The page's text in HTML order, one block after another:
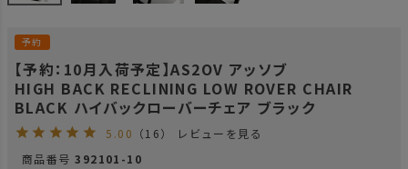
予約
【予約：10月入荷予定】AS2OV アッソブ
HIGH BACK RECLINING LOW ROVER CHAIR
BLACK ハイバックローバーチェア ブラック
5.00 （16）
レビューを見る
商品番号 392101-10